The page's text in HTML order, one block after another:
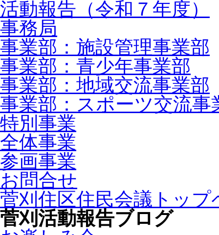
活動報告（令和７年度）
事務局
事業部：施設管理事業部
事業部：青少年事業部
事業部：地域交流事業部
事業部：スポーツ交流事
特別事業
全体事業
参画事業
お問合せ
菅刈住区住民会議トップ
菅刈活動報告ブログ